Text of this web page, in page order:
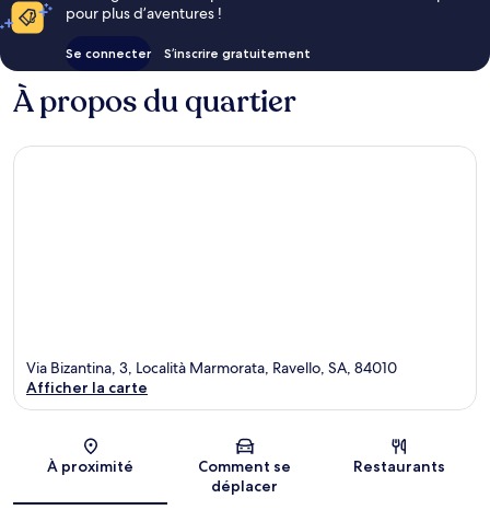
pour plus d’aventures !
Se connecter S’inscrire gratuitement
À propos du quartier
Carte
Via Bizantina, 3, Località Marmorata, Ravello, SA, 84010
Afficher la carte
À proximité
Comment se
déplacer
Restaurants